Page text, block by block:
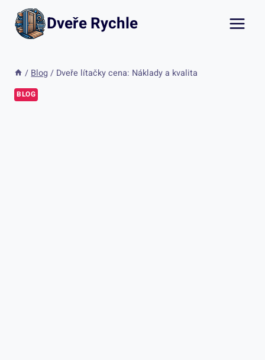
Přeskočit
obsah
Dveře Rychle
/ Blog / Dveře lítačky cena: Náklady a kvalita
BLOG